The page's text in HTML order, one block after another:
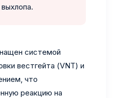
системой
вестгейта (VNT) и
что
реакцию на